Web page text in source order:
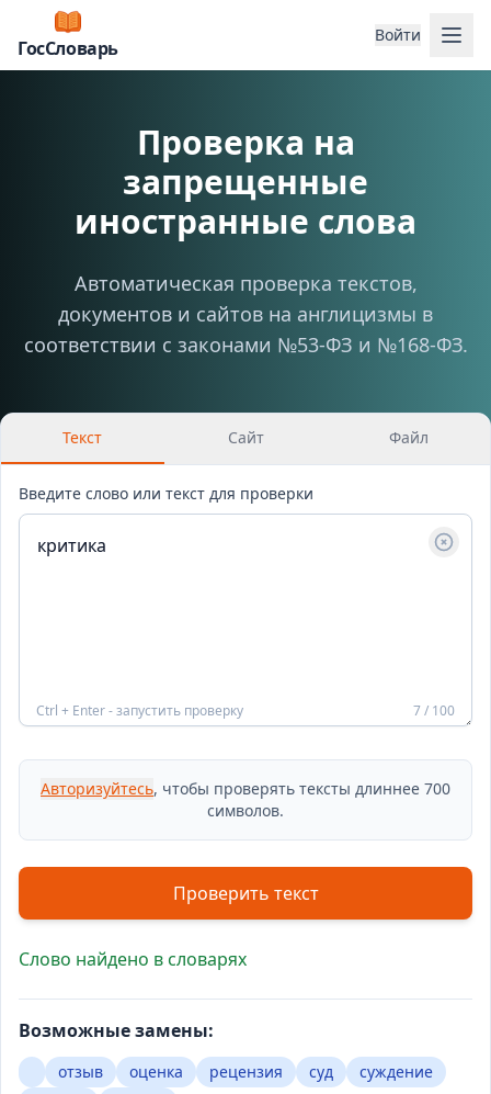
ГосСловарь
Войти
Проверка на
запрещенные
иностранные слова
Автоматическая проверка текстов,
документов и сайтов на англицизмы в
соответствии с законами №53-ФЗ и №168-ФЗ.
Текст Сайт Файл
Введите слово или текст для проверки
Ctrl + Enter - запустить проверку 7 / 100
Авторизуйтесь, чтобы проверять тексты длиннее 700
символов.
Проверить текст
Слово найдено в словарях
Возможные замены:
отзыв оценка рецензия суд
суждение